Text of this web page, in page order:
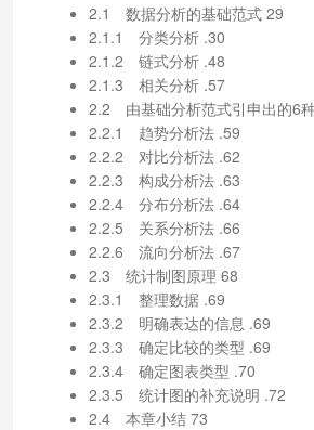
2.1 数据分析的基础范式 29
2.1.1 分类分析 .30
2.1.2 链式分析 .48
2.1.3 相关分析 .57
2.2 由基础分析范式引申出的6
2.2.1 趋势分析法 .59
2.2.2 对比分析法 .62
2.2.3 构成分析法 .63
2.2.4 分布分析法 .64
2.2.5 关系分析法 .66
2.2.6 流向分析法 .67
2.3 统计制图原理 68
2.3.1 整理数据 .69
2.3.2 明确表达的信息 .69
2.3.3 确定比较的类型 .69
2.3.4 确定图表类型 .70
2.3.5 统计图的补充说明 .72
2.4 本章小结 73